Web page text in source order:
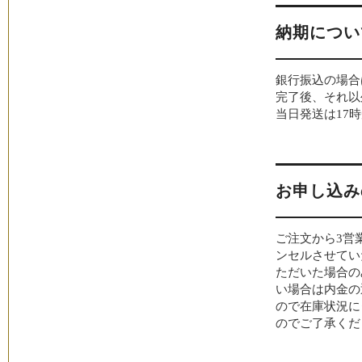
納期につ
銀行振込の場
完了後、それ
当日発送は17
お申し込
ご注文から3営
ンセルさせて
ただいた場合
い場合は内金
ので在庫状況
のでご了承く